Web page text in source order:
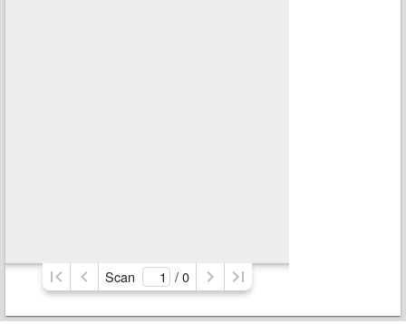
Scan / 0